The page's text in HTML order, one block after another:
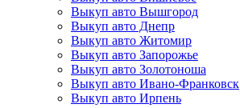
Выкуп авто Вышгород
Выкуп авто Днепр
Выкуп авто Житомир
Выкуп авто Запорожье
Выкуп авто Золотоноша
Выкуп авто Ивано-Франковск
Выкуп авто Ирпень